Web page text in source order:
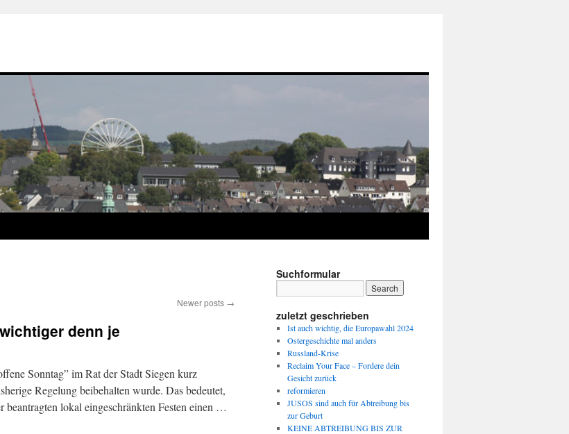
Newer posts →
denn je
Sonntag” im Rat der Stadt Siegen kurz
Regelung beibehalten wurde. Das bedeutet,
lokal eingeschränkten Festen einen …
Suchformular
zuletzt geschrieben
Ist auch wichtig, die Europawahl 2024
Ostergeschichte mal anders
Russland-Krise
Reclaim Your Face – Fordere dein
Gesicht zurück
re­for­mie­ren
JUSOS sind auch für Abtreibung bis
zur Geburt
KEINE ABTREIBUNG BIS ZUR